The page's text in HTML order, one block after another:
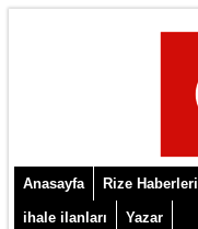
Anasayfa Rize Haberleri
ihale ilanları Yazar